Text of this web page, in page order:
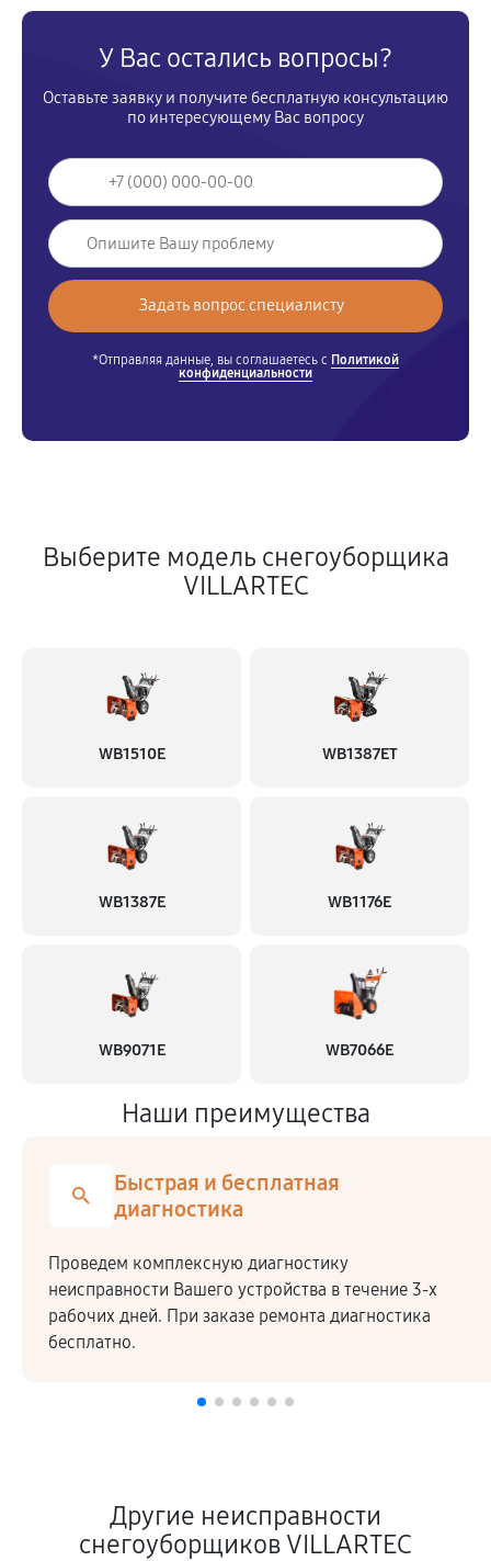
У Вас остались вопросы?
Оставьте заявку и получите бесплатную консультацию
по интересующему Вас вопросу
*Отправляя данные, вы соглашаетесь с Политикой
конфиденциальности
Выберите модель снегоуборщика
VILLARTEC
WB1510E WB1387ET
WB1387E WB1176E
WB9071E WB7066E
Наши преимущества
Быстрая и бесплатная
диагностика
Проведем комплексную диагностику
неисправности Вашего устройства в течение 3-х
рабочих дней. При заказе ремонта диагностика
бесплатно.
Другие неисправности
снегоуборщиков VILLARTEC